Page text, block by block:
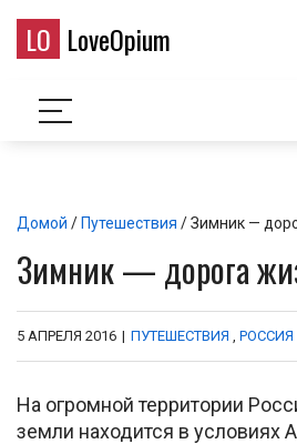
LO LoveOpium
Домой / Путешествия / Зимник —
Зимник — дорога
5 АПРЕЛЯ 2016 | ПУТЕШЕСТВИЯ , РОССИЯ
На огромной территории
земли находится в условиях